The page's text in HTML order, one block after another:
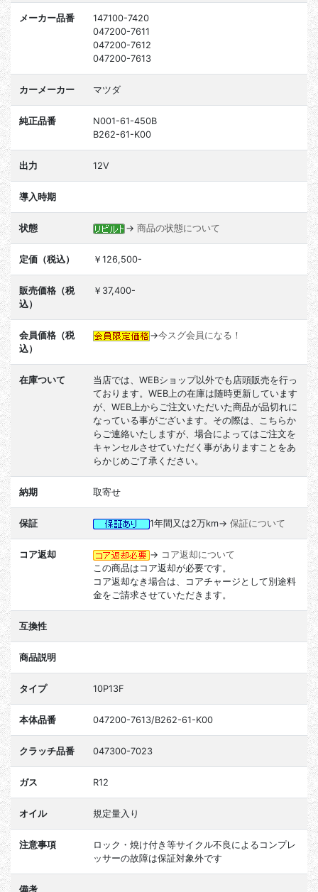
メーカー品番
147100-7420
047200-7611
047200-7612
047200-7613
カーメーカー マツダ
純正品番
N001-61-450B
B262-61-K00
出力 12V
導入時期
状態 → 商品の状態について
定価（税込） ￥126,500-
販売価格（税
込）
￥37,400-
会員価格（税
込）
→今スグ会員になる！
在庫ついて
当店では、WEBショップ以外でも店頭販売を行っ
ております。WEB上の在庫は随時更新しています
が、WEB上からご注文いただいた商品が品切れに
なっている事がございます。その際は、こちらか
らご連絡いたしますが、場合によってはご注文を
キャンセルさせていただく事がありますことをあ
らかじめご了承ください。
納期 取寄せ
保証 1年間又は2万km→ 保証について
コア返却 → コア返却について
この商品はコア返却が必要です。
コア返却なき場合は、コアチャージとして別途料
金をご請求させていただきます。
互換性
商品説明
タイプ 10P13F
本体品番 047200-7613/B262-61-K00
クラッチ品番 047300-7023
ガス R12
オイル 規定量入り
注意事項
ロック・焼け付き等サイクル不良によるコンプレ
ッサーの故障は保証対象外です
備考